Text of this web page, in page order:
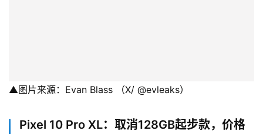
▲图片来源：Evan Blass （X/ @evleaks）
Pixel 10 Pro XL：取消128GB起步款，价格